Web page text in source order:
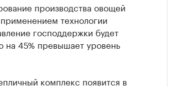
производства овощей
технологии
господдержки будет
на 45% превышает уровень
комплекс появится в